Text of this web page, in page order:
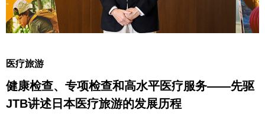
社会
生活与旅游
医疗旅游
健康检查、专项检查和高水平医疗服务——先驱
JTB讲述日本医疗旅游的发展历程